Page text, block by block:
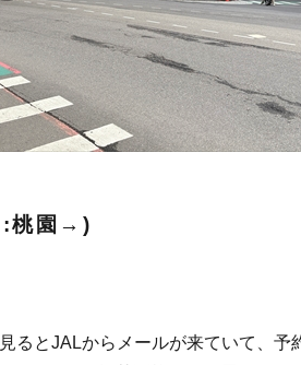
:桃園→)
るとJALからメールが来ていて、予